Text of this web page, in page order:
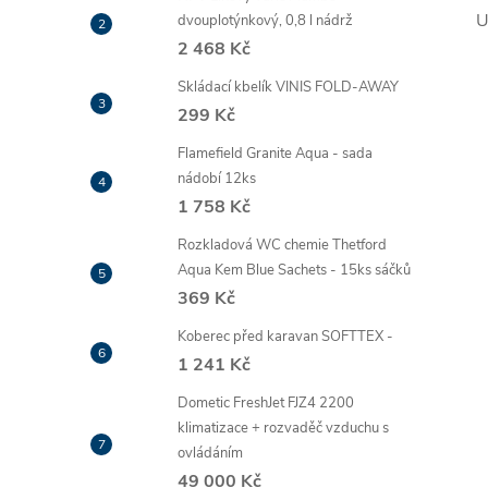
dvouplotýnkový, 0,8 l nádrž
2 468 Kč
Skládací kbelík VINIS FOLD-AWAY
299 Kč
Flamefield Granite Aqua - sada
nádobí 12ks
1 758 Kč
Rozkladová WC chemie Thetford
Aqua Kem Blue Sachets - 15ks sáčků
369 Kč
Koberec před karavan SOFTTEX -
1 241 Kč
Dometic FreshJet FJZ4 2200
klimatizace + rozvaděč vzduchu s
ovládáním
49 000 Kč